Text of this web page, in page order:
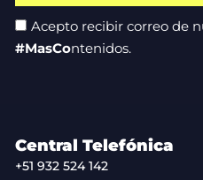
Acepto recibir correo de
#MasContenidos.
Central Telefónica
+51 932 524 142